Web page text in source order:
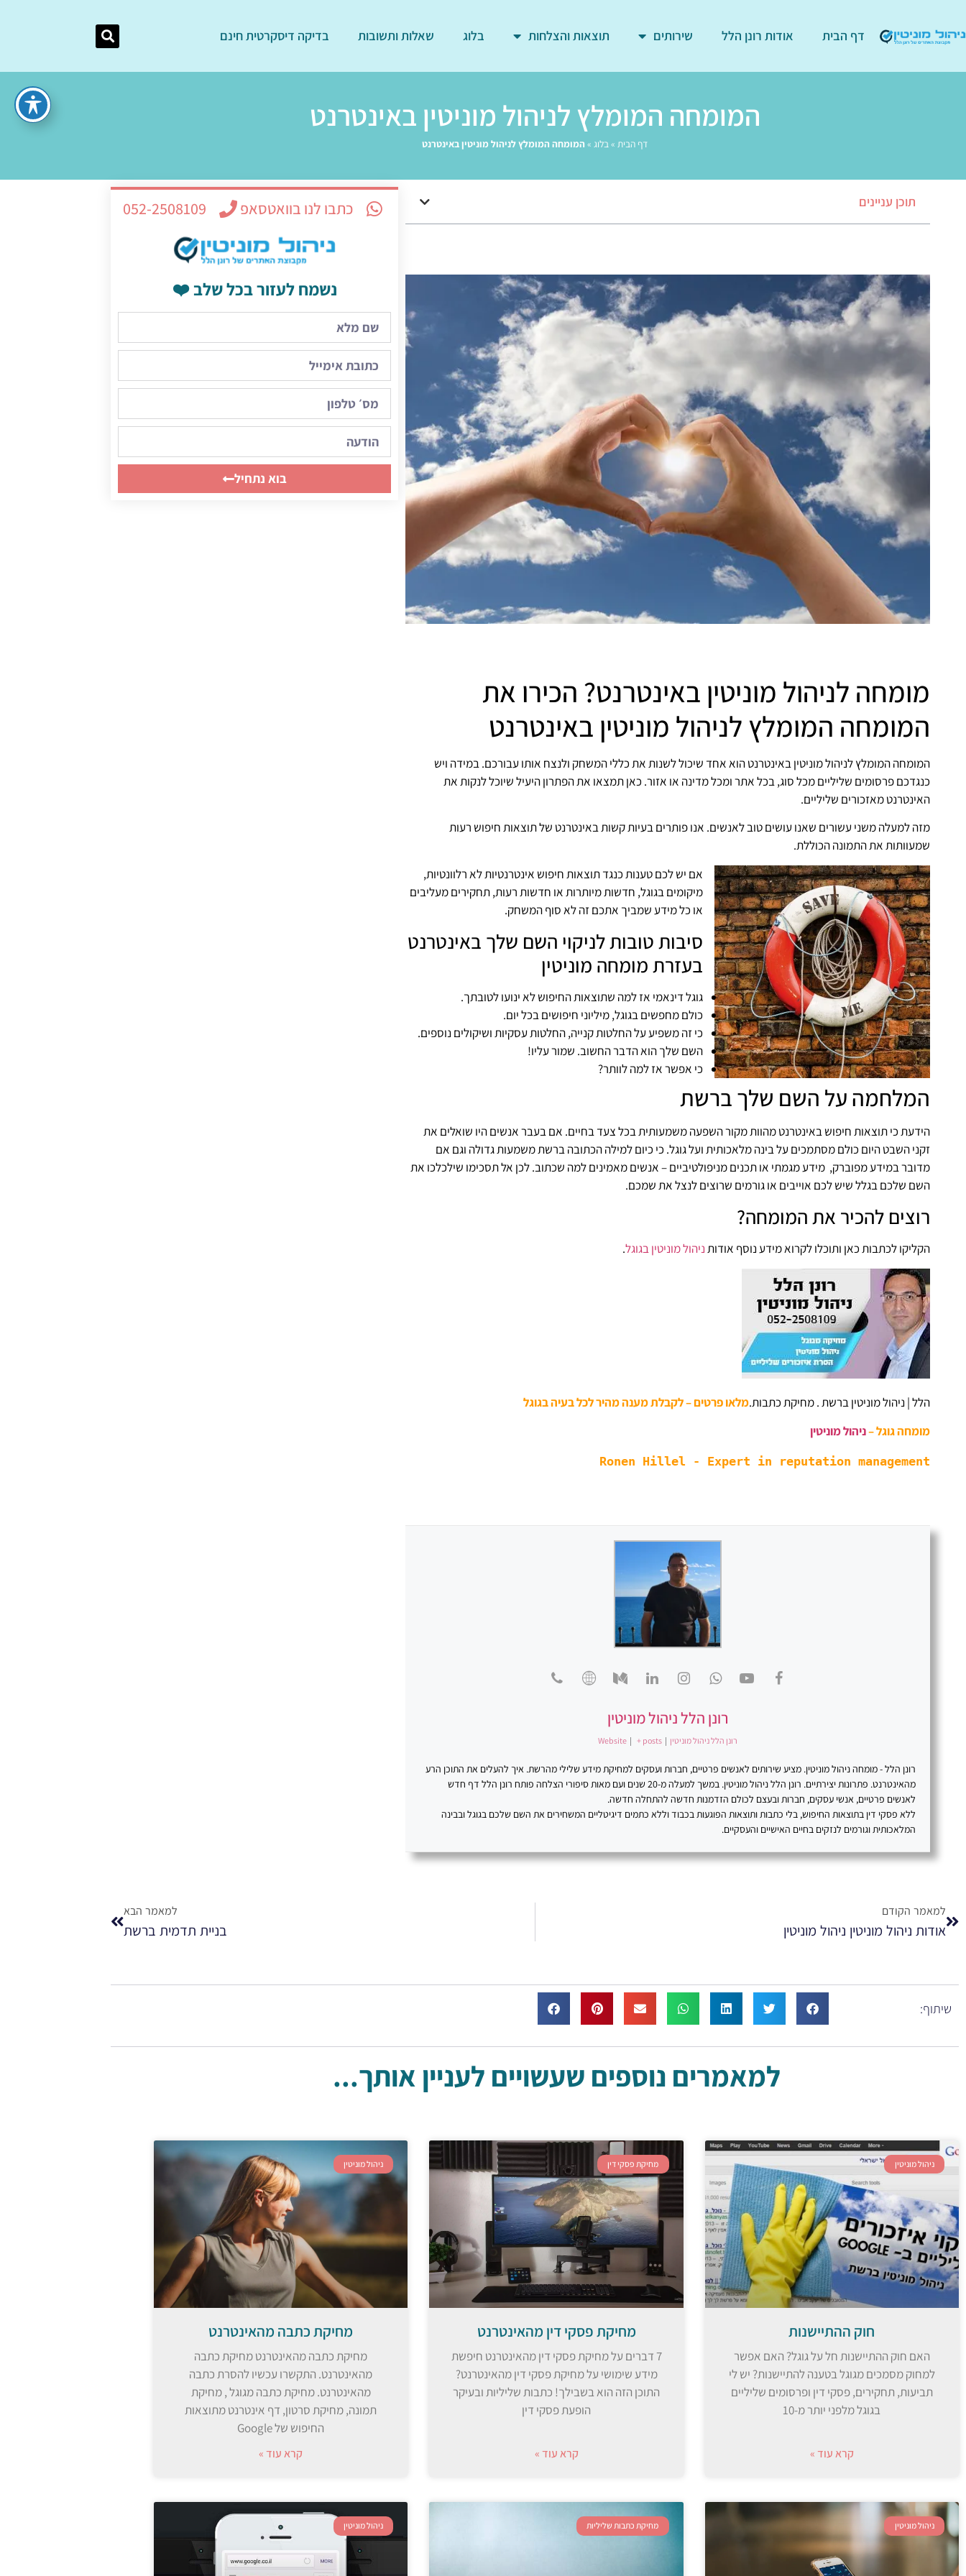
דף הבית אודות רונן הלל שירותים תוצאות והצלחות בלוג שאלות ותשובות בדיקה דיסקרטית חינם
המומחה המומלץ לניהול מוניטין באינטרנט
דף הבית »בלוג » המומחה המומלץ לניהול מוניטין באינטרנט
תוכן עניינים
מומחה לניהול מוניטין באינטרנט? הכירו את
המומחה המומלץ לניהול מוניטין באינטרנט
המומחה המומלץ לניהול מוניטין באינטרנט הוא אחד שיכול לשנות את כללי המשחק ולנצח אותו עבורכם. במידה ויש
כנגדכם פרסומים שליליים מכל סוג, בכל אתר ומכל מדינה או אזור. כאן תמצאו את הפתרון היעיל שיוכל לנקות את
האינטרנט מאזכורים שליליים.
מזה למעלה משני עשורים שאנו עושים טוב לאנשים. אנו פותרים בעיות קשות באינטרנט של תוצאות חיפוש רעות
שמעוותות את התמונה הכוללת.
אם יש לכם טענות כנגד תוצאות חיפוש אינטרנטיות לא רלוונטיות,
מיקומים בגוגל, חדשות מיותרות או חדשות רעות, תחקירים מעליבים
או כל מידע שמביך אתכם זה לא סוף המשחק.
סיבות טובות לניקוי השם שלך באינטרנט
בעזרת מומחה מוניטין
גוגל דינאמי אז למה שתוצאות החיפוש לא ינועו לטובתך.
כולם מחפשים בגוגל, מיליוני חיפושים בכל יום.
כי זה משפיע על החלטות קנייה, החלטות עסקיות ושיקולים נוספים.
השם שלך הוא הדבר החשוב. שמור עליו!
כי אפשר אז למה לוותר?
המלחמה על השם שלך ברשת
הידעת כי תוצאות חיפוש באינטרנט מהוות מקור השפעה משמעותית בכל צעד בחיים. אם בעבר אנשים היו שואלים את
זקני השבט היום כולם מסתמכים על בינה מלאכותית ועל גוגל. כי כיום למילה הכתובה ברשת משמעות גדולה וגם אם
מדובר במידע מפוברק, מידע מגמתי או תכנים מניפולטיביים – אנשים מאמינים למה שכתוב. לכן אל תסכימו שילכלכו את
השם שלכם בגלל שיש לכם אוייבים או גורמים שרוצים לנצל את שמכם.
רוצים להכיר את המומחה?
הקליקו לכתבות כאן ותוכלו לקרוא מידע נוסף אודותניהול מוניטין בגוגל.
הלל | ניהול מוניטין ברשת . מחיקת כתבות.מלאו פרטים – לקבלת מענה מהיר לכל בעיה בגוגל
מומחה גוגל –ניהול מוניטין
Ronen Hillel - Expert in reputation management
רונן הלל ניהול מוניטין
רונן הלל ניהול מוניטין |
Website | + posts
רונן הלל - מומחה ניהול מוניטין. מציע שירותים לאנשים פרטיים, חברות ועסקים למחיקת מידע שלילי מהרשת. איך להעלים את התוכן הרע
מהאינטרנט. פתרונות יצירתיים. רונן הלל ניהול מוניטין. במשך למעלה מ-20 שנים ועם מאות סיפורי הצלחה פותח רונן הלל דף חדש
לאנשים פרטיים, אנשי עסקים, חברות ובעצם לכולם הזדמנות חדשה להתחלה חדשה.
ללא פסקי דין בתוצאות החיפוש, בלי כתבות ותוצאות הפוגעות בכבוד וללא כתמים דיגיטליים המשחירים את השם שלכם בגוגל ובבינה
המלאכותית וגורמים לנזקים בחיים האישיים והעסקיים.
כתבו לנו בוואטסאפ 052-2508109
נשמח לעזור בכל שלב ❤️
בוא נתחיל
למאמר הקודם
אודות ניהול מוניטין ניהול מוניטין
למאמר הבא
בניית תדמית ברשת
שיתוף:
למאמרים נוספים שעשויים לעניין אותך...
ניהול מוניטין
חוק ההתיישנות
האם חוק ההתיישנות חל על גוגל? האם אפשר
למחוק מסמכים מגוגל בטענה להתיישנות? יש לי
תביעות, תחקירים, פסקי דין ופרסומים שליליים
בגוגל מלפני יותר מ-10
קרא עוד »
מחיקת פסקי דין
מחיקת פסקי דין מהאינטרנט
7 דברים על מחיקת פסקי דין מהאינטרנט חיפשת
מידע שימושי על מחיקת פסקי דין מהאינטרנט?
התוכן הזה הוא בשבילך! כתבות שליליות ובעיקר
הופעת פסקי דין
קרא עוד »
ניהול מוניטין
מחיקת כתבה מהאינטרנט
מחיקת כתבה מהאינטרנט מחיקת כתבה
מהאינטרנט. התקשרו עכשיו להסרת כתבה
מהאינטרנט. מחיקת כתבה מגוגל , מחיקת
תמונה, מחיקת סרטון, דף אינטרנט מתוצאות
החיפוש של Google
קרא עוד »
ניהול מוניטין מחיקת כתבות שליליות ניהול מוניטין